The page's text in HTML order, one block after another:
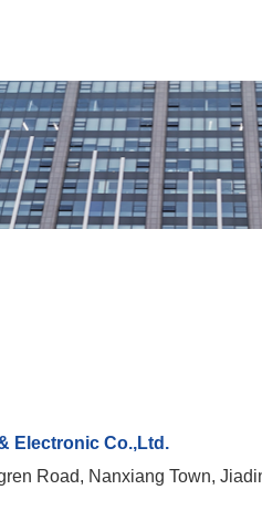
Electronic Co.,Ltd.
Road, Nanxiang Town,